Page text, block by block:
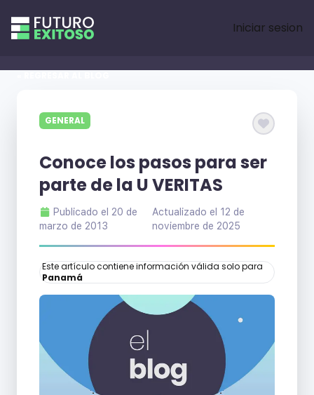
Iniciar sesion
GENERAL
Conoce los pasos para ser
parte de la U VERITAS
Publicado el 20 de
marzo de 2013
Actualizado el 12 de
noviembre de 2025
Este artículo contiene información válida solo para
Panamá